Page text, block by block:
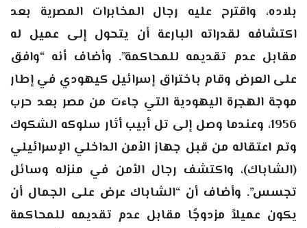
بلاده، واقترح عليه رجال المخابرات المصرية بعد
اكتشافه لقدراته البارعة أن يتحول إلى عميل له
مقابل عدم تقديمه للمحاكمة”. وأضاف أنه “وافق
على العرض وقام باختراق إسرائيل كيهودي في إطار
موجة الهجرة اليهودية التي جاءت من مصر بعد حرب
1956، وعندما وصل إلى تل أبيب أثار سلوكه الشكوك
وتم اعتقاله من قبل جهاز الأمن الداخلي الإسرائيلي
(الشاباك)، واكتشف رجال الأمن في منزله وسائل
تجسس”. وأضاف أن “الشاباك عرض على الجمال أن
يكون عميلاً مزدوجًا مقابل عدم تقديمه للمحاكمة